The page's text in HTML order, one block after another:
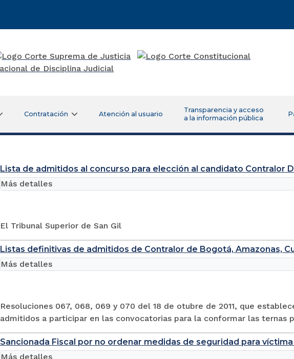
Contratación Atención al usuario
Transparencia y acceso
a la información pública
Lista de admitidos al concurso para elección al candidato Contralor
El Tribunal Superior de San Gil
Más detalles
Listas definitivas de admitidos de Contralor de Bogotá, Amazonas,
Resoluciones 067, 068, 069 y 070 del 18 de otubre de 2011, que
admitidos a participar en las convocatorias para la conformar las ternas
Más detalles
Sancionada Fiscal por no ordenar medidas de seguridad para
Más detalles